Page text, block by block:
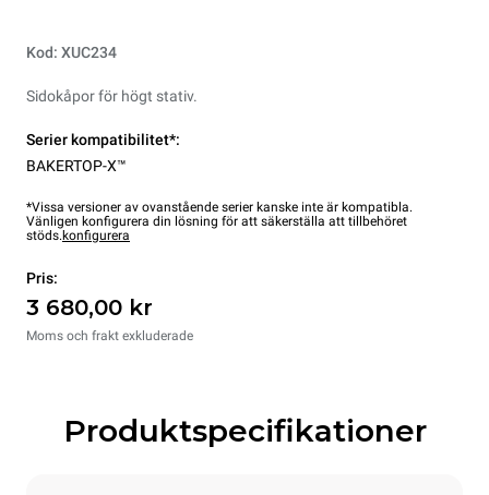
Kod: XUC234
Sidokåpor för högt stativ.
Serier kompatibilitet*:
BAKERTOP-X™
*Vissa versioner av ovanstående serier kanske inte är kompatibla.
Vänligen konfigurera din lösning för att säkerställa att tillbehöret
stöds. konfigurera
Pris:
3 680,00 kr
Moms och frakt exkluderade
Produktspecifikationer